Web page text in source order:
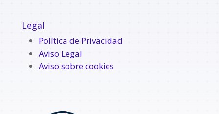
Legal
Política de Privacidad
Aviso Legal
Aviso sobre cookies